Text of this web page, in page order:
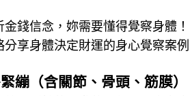
錢信念，妳需要懂得覺察身體！
分享身體決定財運的身心覺察案例
繃（含關節、骨頭、筋膜）